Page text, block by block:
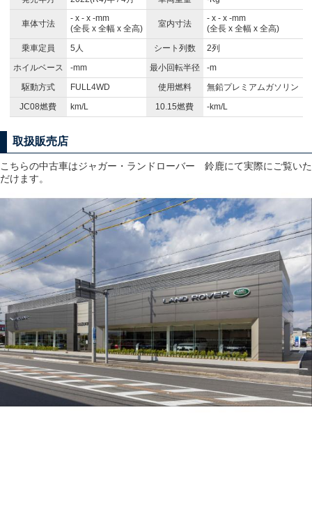
車体寸法
- x - x -mm
(全長 x 全幅 x 全高)
室内寸法
- x - x -mm
(全長 x 全幅 x 全高)
乗車定員
5人 シート列数
2列
ホイルベース
-mm 最小回転半径
-m
駆動方式
FULL4WD 使用燃料
無鉛プレミアムガソリン
JC08燃費
km/L 10.15燃費 -km/L
取扱販売店
こちらの中古車はジャガー・ランドローバー 鈴鹿にて実際にご覧いた
だけます。